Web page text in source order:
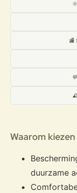
🏬
🕰️
Waarom
duurzame